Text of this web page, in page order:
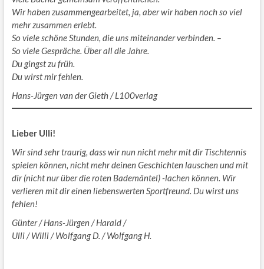
Wir haben zusammengearbeitet, ja, aber wir haben noch so viel
mehr zusammen erlebt.
So viele schöne Stunden, die uns miteinander verbinden. –
So viele Gespräche. Über all die Jahre.
Du gingst zu früh.
Du wirst mir fehlen.
Hans-Jürgen van der Gieth / L100verlag
Lieber Ulli!
Wir sind sehr traurig, dass wir nun nicht mehr mit dir Tischtennis
spielen können, nicht mehr deinen Geschichten lauschen und mit
dir (nicht nur über die roten Bademäntel) -lachen können. Wir
verlieren mit dir einen liebenswerten Sportfreund. Du wirst uns
fehlen!
Günter / Hans-Jürgen / Harald /
Ulli / Willi / Wolfgang D. / Wolfgang H.